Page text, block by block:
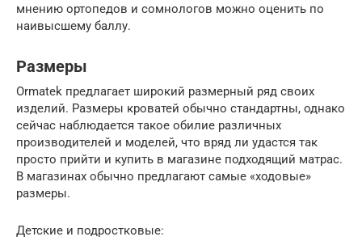
мнению ортопедов и сомнологов можно оценить по
наивысшему баллу.
Размеры
Ormatek предлагает широкий размерный ряд своих
изделий. Размеры кроватей обычно стандартны, однако
сейчас наблюдается такое обилие различных
производителей и моделей, что вряд ли удастся так
просто прийти и купить в магазине подходящий матрас.
В магазинах обычно предлагают самые «ходовые»
размеры.
Детские и подростковые: